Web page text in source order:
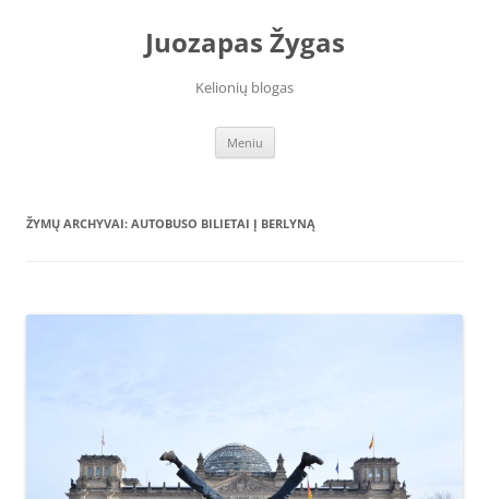
Juozapas Žygas
Kelionių blogas
Meniu Pereiti
turinio
ŽYMŲ ARCHYVAI: AUTOBUSO BILIETAI Į BERLYNĄ